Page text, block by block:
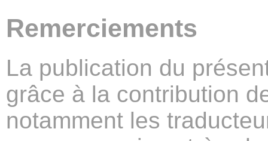
Remerciements
La publication du
grâce à la contribution
notamment les